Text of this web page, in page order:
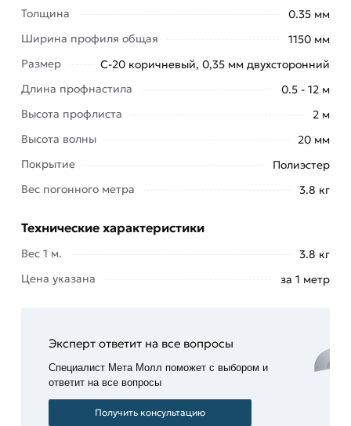
Это надежный, долговечный материал для
отличается более высокой высотой волны. Чем
она выше, тем большие нагрузки способен
выдерживать материал, обеспечивая
долговечность, герметичность.
Для приобретения данной позиции, кликните
мышкой
или нажмите на
позвонив по контактам указанным на сайте.
Условия доставки и цены на товар Профнастил
С-20 коричневый двухсторонний 0,35 мм (Ral
двухсторонний
действительны в Москве и
согласования условий доставки или самовывоза.
Данний товар от производителя Профлист
сертифицирован, соответствует всем
стандартам качества. Возврат купленного
Толщина
0.35 мм
Ширина профиля общая
1150 мм
Размер
С-20 коричневый, 0,35 мм двухсторонний
Длина профнастила
0.5 - 12 м
Высота профлиста
2 м
Высота волны
20 мм
Покрытие
Полиэстер
Вес погонного метра
3.8 кг
Технические характеристики
Вес 1 м.
3.8 кг
Цена указана
за 1 метр
Эксперт ответит на все вопросы
Специалист Мета Молл поможет с выбором и
ответит на все вопросы
Получить консультацию